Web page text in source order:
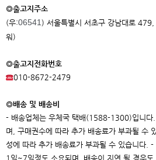
◎출고지주소
(우:06541 ) 서울특별시 서초구 강남대로
워)
◎출고지전화번호
010-8672-2479
◎배송 및 배송비
- 배송업체는 우체국 택배(1588-1300)입니다
며, 구매권수에 따라 추가 배송료가 부과될 수
성에 따라 추가 배송료가 부과될 수 있습니다.
1일~7일정도 소요되며, 배송이 지연 될 경우